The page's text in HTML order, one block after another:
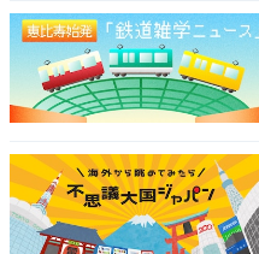
「成城石井自家製 ティラミスコー
ラミスコーヒーゼリーの
上にティラミスクリーム
ドをトッピングしてあり